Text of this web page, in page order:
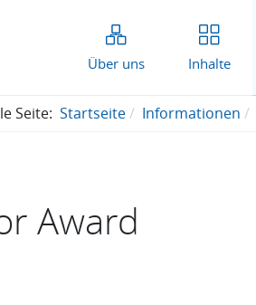
Über uns Inhalte
Seite: Startseite Informationen
Award